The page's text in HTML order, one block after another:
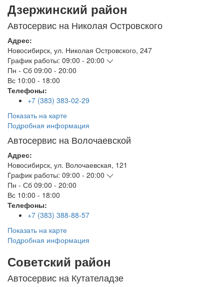
Дзержинский район
Автосервис на Николая Островского
Адрес:
Новосибирск, ул. Николая Островского, 247
График работы: 09:00 - 20:00
Пн - Сб 09:00 - 20:00
Вс 10:00 - 18:00
Телефоны:
+7 (383) 383-02-29
Показать на карте
Подробная информация
Автосервис на Волочаевской
Адрес:
Новосибирск, ул. Волочаевская, 121
График работы: 09:00 - 20:00
Пн - Сб 09:00 - 20:00
Вс 10:00 - 18:00
Телефоны:
+7 (383) 388-88-57
Показать на карте
Подробная информация
Советский район
Автосервис на Кутателадзе